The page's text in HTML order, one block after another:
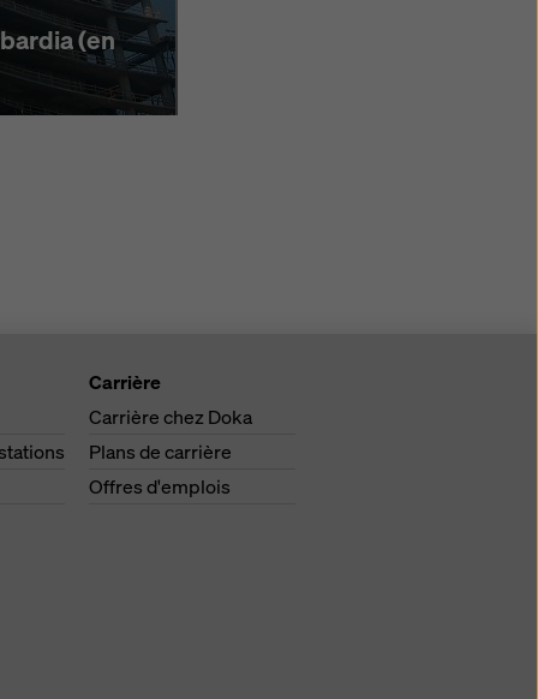
(en
Carrière
Carrière chez Doka
Plans de carrière
Offres d'emplois